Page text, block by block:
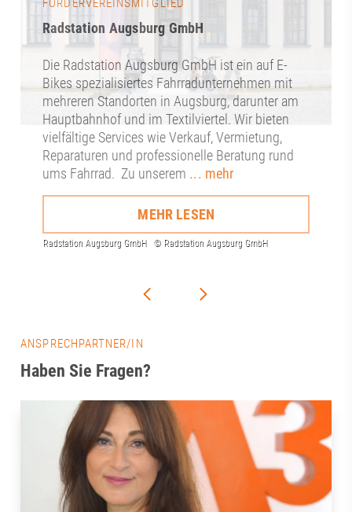
FÖRDERVEREINSMITGLIED
Radstation Augsburg GmbH
Die Radstation Augsburg GmbH ist ein auf E-
Bikes spezialisiertes Fahrradunternehmen mit
mehreren Standorten in Augsburg, darunter am
Hauptbahnhof und im Textilviertel. Wir bieten
vielfältige Services wie Verkauf, Vermietung,
Reparaturen und professionelle Beratung rund
ums Fahrrad. Zu unserem ... mehr
MEHR LESEN
ANSPRECHPARTNER/IN
Haben Sie Fragen?